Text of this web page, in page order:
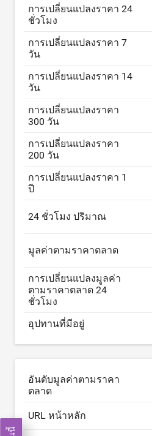
การเปลี่ยนแปลงราคา 24
ชั่วโมง
การเปลี่ยนแปลงราคา 7
วัน
การเปลี่ยนแปลงราคา 14
วัน
การเปลี่ยนแปลงราคา
300 วัน
การเปลี่ยนแปลงราคา
200 วัน
การเปลี่ยนแปลงราคา 1
ปี
24 ชั่วโมง ปริมาณ
มูลค่าตามราคาตลาด
การเปลี่ยนแปลงมูลค่า
ตามราคาตลาด 24
ชั่วโมง
อุปทานที่มีอยู่
อันดับมูลค่าตามราคา
ตลาด
URL หน้าหลัก